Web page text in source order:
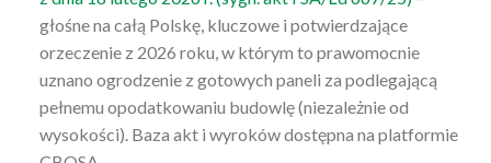
głośne na całą Polskę, kluczowe i potwierdzające
orzeczenie z 2026 roku, w którym to prawomocnie
uznano ogrodzenie z gotowych paneli za podlegającą
pełnemu opodatkowaniu budowlę (niezależnie od
wysokości). Baza akt i wyroków dostępna na platformie